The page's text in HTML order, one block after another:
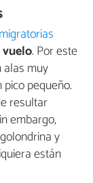
. Por este
alas muy
pequeño.
resultar
embargo,
y
están